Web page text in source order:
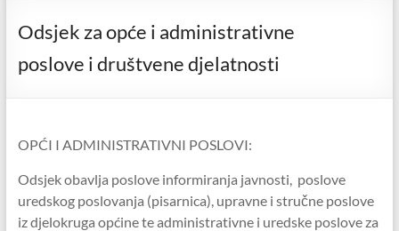
mrežna
stranica
Odsjek za opće i administrativne
poslove i društvene djelatnosti
OPĆI I ADMINISTRATIVNI POSLOVI:
Odsjek obavlja poslove informiranja javnosti, poslove
uredskog poslovanja (pisarnica), upravne i stručne poslove
iz djelokruga općine te administrativne i uredske poslove za